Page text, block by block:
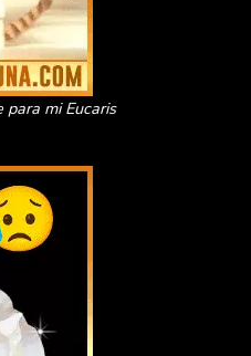
mi Eucaris